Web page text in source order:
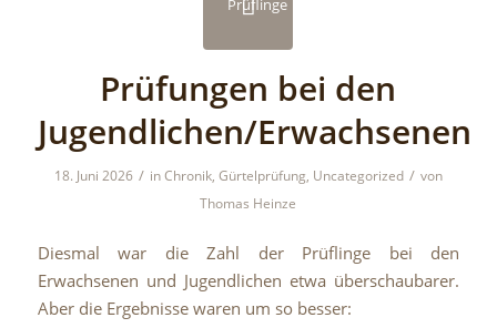
Prüfungen bei den
Jugendlichen/Erwachsenen
18. Juni 2026 / inChronik, Gürtelprüfung, Uncategorized / von
Thomas Heinze
Diesmal war die Zahl der Prüflinge bei den
Erwachsenen und Jugendlichen etwa überschaubarer.
Aber die Ergebnisse waren um so besser: